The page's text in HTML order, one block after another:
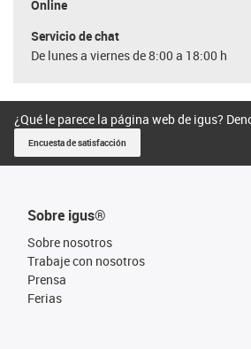
Online
Servicio de chat
De lunes a viernes de 8:00 a 18:00 h
¿Qué le parece la página web de igus?
Encuesta de satisfacción
Sobre igus®
Sobre nosotros
Trabaje con nosotros
Prensa
Ferias